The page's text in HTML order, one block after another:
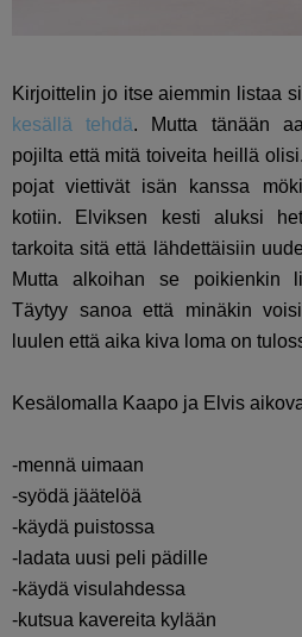
Kirjoittelin jo itse aiemmin listaa
kesällä tehdä. Mutta tänään
pojilta että mitä toiveita heillä
pojat viettivät isän kanssa
kotiin. Elviksen kesti aluksi
tarkoita sitä että lähdettäisiin
Mutta alkoihan se poikienkin
Täytyy sanoa että minäkin
luulen että aika kiva loma on
Kesälomalla Kaapo ja Elvis
-mennä uimaan
-syödä jäätelöä
-käydä puistossa
-ladata uusi peli pädille
-käydä visulahdessa
-kutsua kavereita kylään